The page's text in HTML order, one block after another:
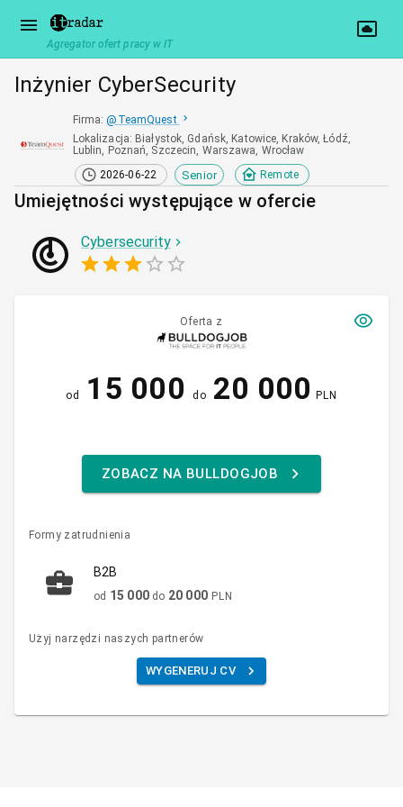
Agregator ofert pracy w IT
Inżynier CyberSecurity
Firma: @ TeamQuest
Lokalizacja: Białystok, Gdańsk, Katowice, Kraków, Łódź,
Lublin, Poznań, Szczecin, Warszawa, Wrocław
2026-06-22
Senior Remote
Umiejętności występujące w ofercie
Cybersecurity
Oferta z
od 15 000 do 20 000 PLN
ZOBACZ NA BULLDOGJOB
Formy zatrudnienia
B2B
od 15 000 do 20 000 PLN
Użyj narzędzi naszych partnerów
WYGENERUJ CV